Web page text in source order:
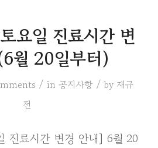
요일 진료시간 변
월 20일부터)
/ in 공지사항 / by 재규
전
진료시간 변경 안내] 6월 20